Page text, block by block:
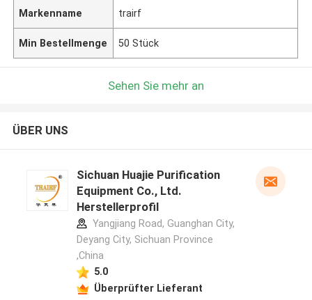
Markenname trairf
Min Bestellmenge 50 Stück
Sehen Sie mehr an
ÜBER UNS
Sichuan Huajie Purification
Equipment Co., Ltd.
Herstellerprofil
Yangjiang Road, Guanghan City,
Deyang City, Sichuan Province
,China
5.0
Überprüfter Lieferant